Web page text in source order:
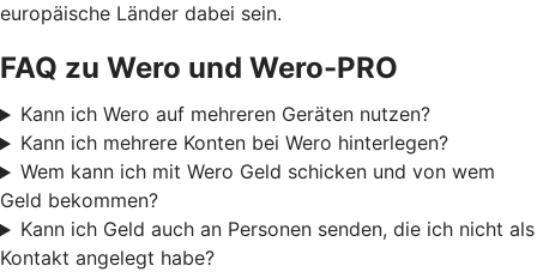
europäische Länder dabei sein.
FAQ zu Wero und Wero-PRO
Kann ich Wero auf mehreren Geräten nutzen?
Kann ich mehrere Konten bei Wero hinterlegen?
Wem kann ich mit Wero Geld schicken und von wem
Geld bekommen?
Kann ich Geld auch an Personen senden, die ich nicht als
Kontakt angelegt habe?